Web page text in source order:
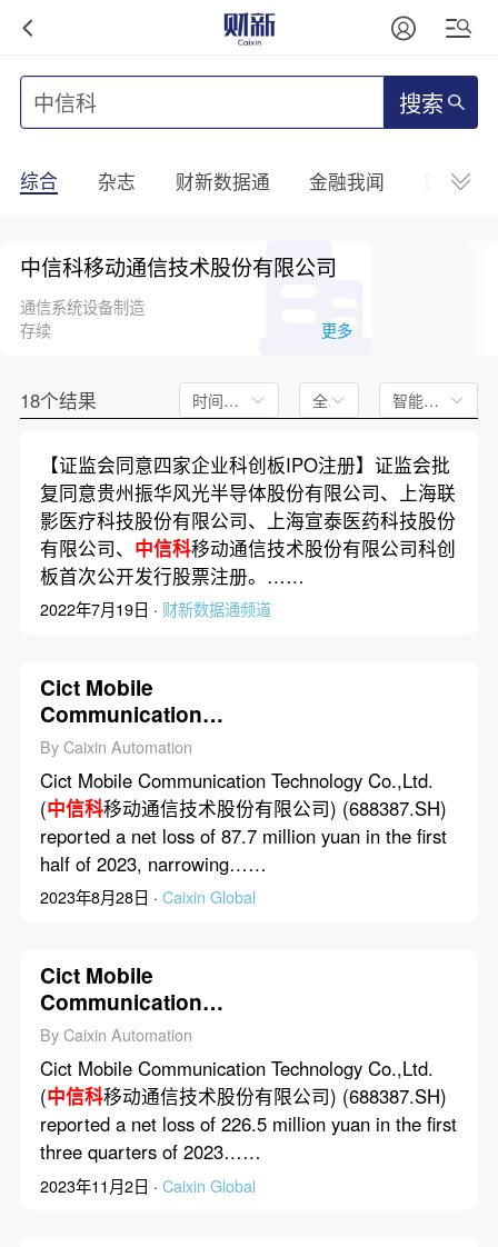
搜索
综合 杂志 财新数据通 金融我闻 财新
中信科移动通信技术股份有限公司
通信系统设备制造
存续
更多
18个结果 时间不限 全文 智能排序
【证监会同意四家企业科创板IPO注册】证监会批
复同意贵州振华风光半导体股份有限公司、上海联
影医疗科技股份有限公司、上海宣泰医药科技股份
有限公司、 中信科移动通信技术股份有限公司科创
板首次公开发行股票注册。……
2022年7月19日 · 财新数据通频道
Cict Mobile
Communication
Technology Co.,Ltd.
Posted 87.7 Million Yuan
Net Loss in First Half of
2023
By Caixin Automation
Cict Mobile Communication Technology Co.,Ltd.
(中信科移动通信技术股份有限公司) (688387.SH)
reported a net loss of 87.7 million yuan in the first
half of 2023, narrowing……
2023年8月28日 · Caixin Global
Cict Mobile
Communication
Technology Co.,Ltd.
Posted 226.5 Million Yuan
Net Loss in First Three
Quarters of 2023
By Caixin Automation
Cict Mobile Communication Technology Co.,Ltd.
(中信科移动通信技术股份有限公司) (688387.SH)
reported a net loss of 226.5 million yuan in the first
three quarters of 2023……
2023年11月2日 · Caixin Global